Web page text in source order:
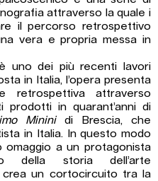
attraverso la quale i
il percorso retrospettivo
vera e propria messa in
uno dei più recenti lavori
in Italia, l’opera presenta
retrospettiva attraverso
prodotti in quarant’anni di
Mininidi Brescia, che
in Italia. In questo modo
omaggio a un protagonista
della storia dell’arte
crea un cortocircuito tra la